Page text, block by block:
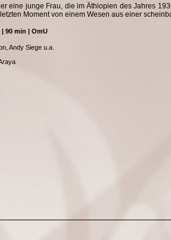
eine junge Frau, die im Äthiopien des Jahres
Moment von einem Wesen aus einer
| 90 min | OmU
Andy Siege u.a.